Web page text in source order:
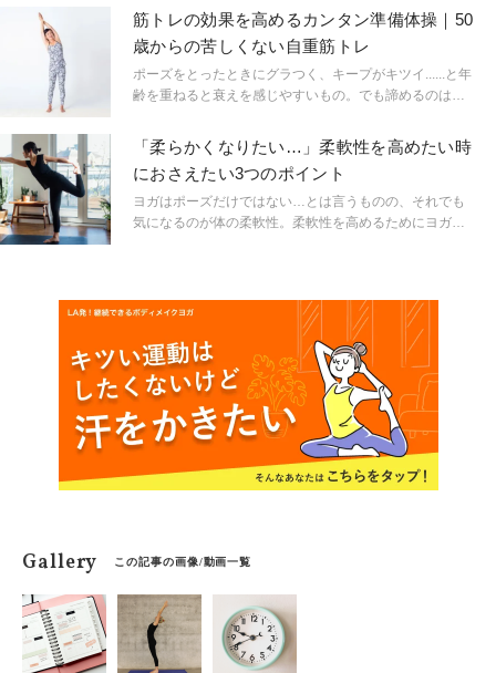
強いですが、今やどこでもレッスンが受けられる時代！
快適にオンラインレッスンを受けるために、気をつけた
いポイントをご紹介します。
筋トレの効果を高めるカンタン準備体操｜50
歳からの苦しくない自重筋トレ
ポーズをとったときにグラつく、キープがキツイ......と年
齢を重ねると衰えを感じやすいもの。でも諦めるのは早
ります。そこで、50歳からの無理なく筋力UPできる方法
をご紹介!
「柔らかくなりたい…」柔軟性を高めたい時
におさえたい3つのポイント
ヨガはポーズだけではない…とは言うものの、それでも
気になるのが体の柔軟性。柔軟性を高めるためにヨガを
Gallery この記事の画像/動画一覧